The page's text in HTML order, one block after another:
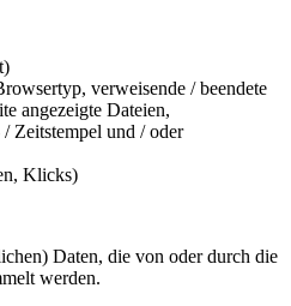
verweisende / beendete
angezeigte Dateien,
Zeitstempel und / oder
Klicks)
Daten, die von oder durch die
werden.